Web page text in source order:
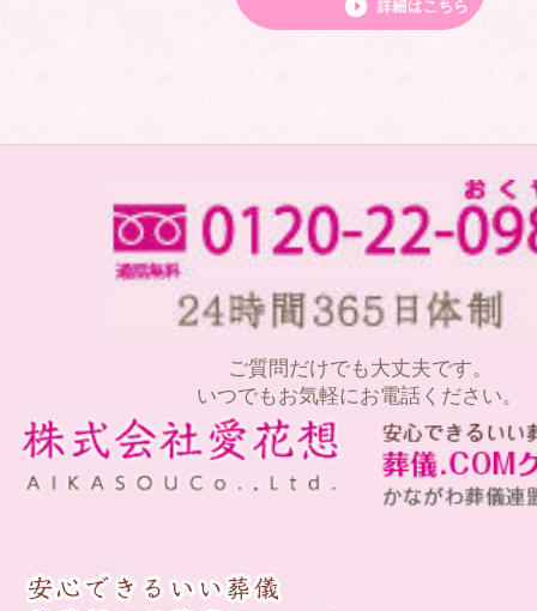
ご質問だけでも大丈夫です。
いつでもお気軽にお電話ください。